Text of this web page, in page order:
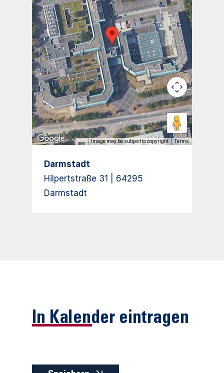
Image may be subject to copyright Terms
Darmstadt
Hilpertstraße 31 | 64295
Darmstadt
In Kalender eintragen